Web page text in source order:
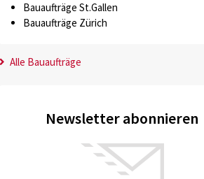
Bauaufträge St.Gallen
Bauaufträge Zürich
Alle Bauaufträge
Newsletter abonnieren